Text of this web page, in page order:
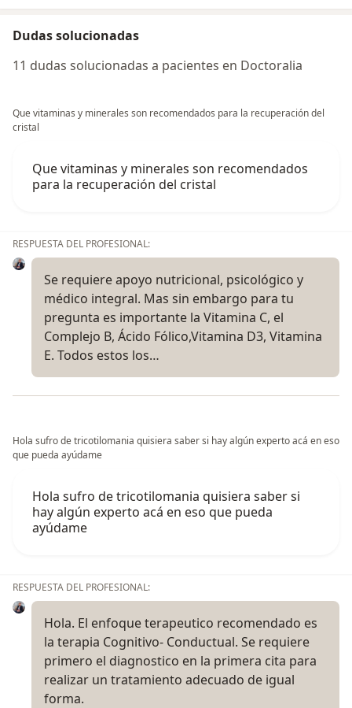
Dudas solucionadas
11 dudas solucionadas a pacientes en Doctoralia
Que vitaminas y minerales son recomendados para la recuperación del
cristal
Que vitaminas y minerales son recomendados
para la recuperación del cristal
RESPUESTA DEL PROFESIONAL:
Se requiere apoyo nutricional, psicológico y
médico integral. Mas sin embargo para tu
pregunta es importante la Vitamina C, el
Complejo B, Ácido Fólico,Vitamina D3, Vitamina
E. Todos estos los…
Hola sufro de tricotilomania quisiera saber si hay algún experto acá en eso
que pueda ayúdame
Hola sufro de tricotilomania quisiera saber si
hay algún experto acá en eso que pueda
ayúdame
RESPUESTA DEL PROFESIONAL:
Hola. El enfoque terapeutico recomendado es
la terapia Cognitivo- Conductual. Se requiere
primero el diagnostico en la primera cita para
realizar un tratamiento adecuado de igual
forma.